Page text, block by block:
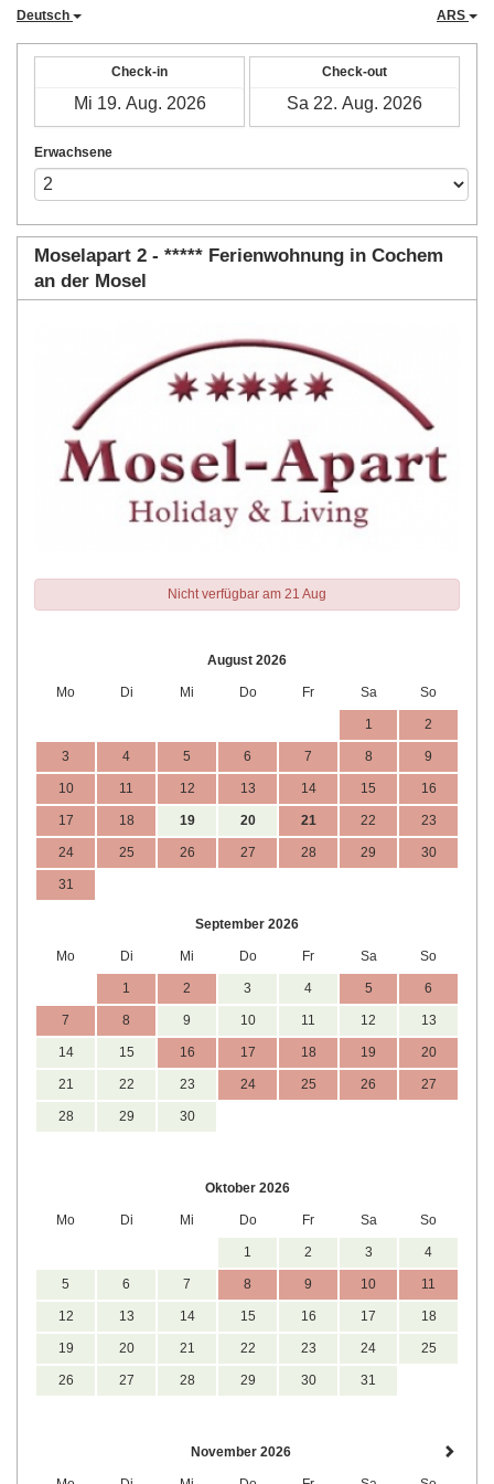
Deutsch ARS
Check-in Check-out
Erwachsene
Moselapart 2 - ***** Ferienwohnung in Cochem
an der Mosel
Nicht verfügbar am 21 Aug
August 2026
Mo Di Mi Do Fr Sa So
1 2
3 4 5 6 7 8 9
10 11 12 13 14 15 16
17 18 19 20 21 22 23
24 25 26 27 28 29 30
31
September 2026
Mo Di Mi Do Fr Sa So
1 2 3 4 5 6
7 8 9 10 11 12 13
14 15 16 17 18 19 20
21 22 23 24 25 26 27
28 29 30
Oktober 2026
Mo Di Mi Do Fr Sa So
1 2 3 4
5 6 7 8 9 10 11
12 13 14 15 16 17 18
19 20 21 22 23 24 25
26 27 28 29 30 31
November 2026